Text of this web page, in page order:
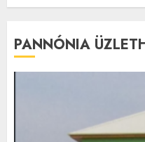
PANNÓNIA